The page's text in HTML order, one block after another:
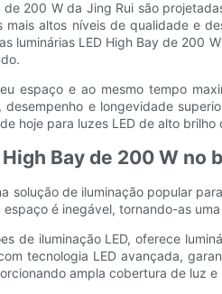
200 W da Jing Rui são
altos níveis de qualidade e
luminárias LED High Bay de 200
espaço e ao mesmo tempo
e longevidade
hoje para luzes LED de alto
Bay de 200 W
solução de iluminação popular
espaço é inegável, tornando-as
de iluminação LED, oferece
tecnologia LED avançada,
ampla cobertura de luz e